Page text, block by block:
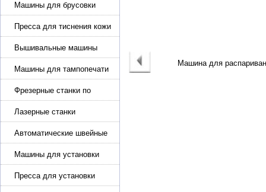
Машины для брусовки
кожи,меха,поролона
Пресса для тиснения кожи
Вышивальные машины
Машины для тампопечати
Фрезерные станки по
металлу
Лазерные станки
Автоматические швейные
машины с программным
управлением
Машины для установки
жемчуга, бусин, заклепок и
фурнитура
Пресса для установки
фурнитуры: блочка,